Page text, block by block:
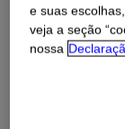
Utilizado como
revestimento e
alta
e suas
veja a seção
nossa